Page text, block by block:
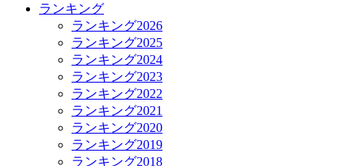
ランキング
ランキング2026
ランキング2025
ランキング2024
ランキング2023
ランキング2022
ランキング2021
ランキング2020
ランキング2019
ランキング2018